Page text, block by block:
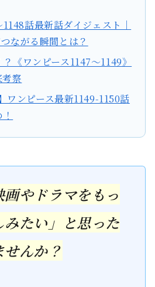
話最新話ダイジェスト｜
ながる瞬間とは？
《ワンピース1147～1149》
察
ワンピース最新1149‑1150話
やドラマをもっ
みたい」と思った
せんか？